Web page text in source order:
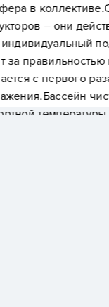
хочу отметить
знают своё
терпеливо
упражнений.
никогда не
оборудован.
и раздевалки в